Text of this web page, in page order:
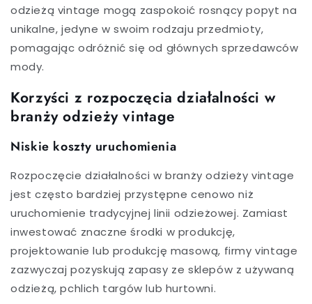
odzieżą vintage mogą zaspokoić rosnący popyt na
unikalne, jedyne w swoim rodzaju przedmioty,
pomagając odróżnić się od głównych sprzedawców
mody.
Korzyści z rozpoczęcia działalności w
branży odzieży vintage
Niskie koszty uruchomienia
Rozpoczęcie działalności w branży odzieży vintage
jest często bardziej przystępne cenowo niż
uruchomienie tradycyjnej linii odzieżowej. Zamiast
inwestować znaczne środki w produkcję,
projektowanie lub produkcję masową, firmy vintage
zazwyczaj pozyskują zapasy ze sklepów z używaną
odzieżą, pchlich targów lub hurtowni.